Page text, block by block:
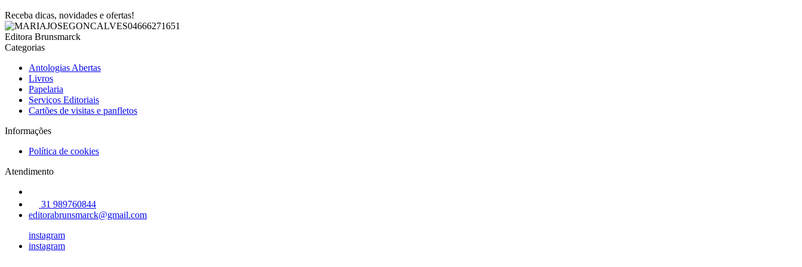
Receba dicas, novidades e ofertas!
Editora Brunsmarck
Categorias
Antologias Abertas
Livros
Papelaria
Serviços Editoriais
Cartões de visitas e panfletos
Informações
Política de cookies
Atendimento
31 989760844
editorabrunsmarck@gmail.com
instagram
instagram